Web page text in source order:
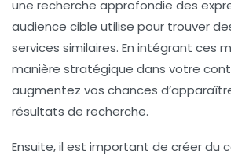
une recherche approfondie des
audience cible utilise pour trouver
services similaires. En intégrant ces
manière stratégique dans votre
augmentez vos chances
résultats de recherche.
Ensuite, il est important de créer du